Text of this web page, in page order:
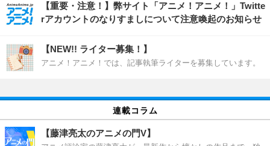
【重要・注意！】弊サイト「アニメ！アニメ！」Twitte
rアカウントのなりすましについて注意喚起のお知らせ
【NEW!! ライター募集！】
アニメ！アニメ！では、記事執筆ライターを募集しています。
連載コラム
【藤津亮太のアニメの門V】